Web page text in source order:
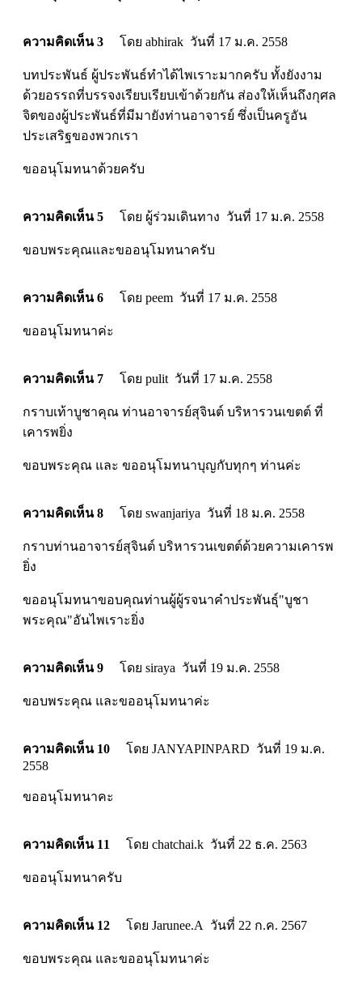
ความคิดเห็น 3 โดย abhirak วันที่ 17 ม.ค. 2558
บทประพันธ์ ผู้ประพันธ์ทำได้ไพเราะมากครับ ทั้งยังงาม
ด้วยอรรถที่บรรจงเรียบเรียบเข้าด้วยกัน ส่องให้เห็นถึงกุศล
จิตของผู้ประพันธ์ที่มีมายังท่านอาจารย์ ซึ่งเป็นครูอัน
ประเสริฐของพวกเรา
ขออนุโมทนาด้วยครับ
ความคิดเห็น 5 โดย ผู้ร่วมเดินทาง วันที่ 17 ม.ค. 2558
ขอบพระคุณและขออนุโมทนาครับ
ความคิดเห็น 6 โดย peem วันที่ 17 ม.ค. 2558
ขออนุโมทนาค่ะ
ความคิดเห็น 7 โดย pulit วันที่ 17 ม.ค. 2558
กราบเท้าบูชาคุณ ท่านอาจารย์สุจินต์ บริหารวนเขตต์ ที่
เคารพยิ่ง
ขอบพระคุณ และ ขออนุโมทนาบุญกับทุกๆ ท่านค่ะ
ความคิดเห็น 8 โดย swanjariya วันที่ 18 ม.ค. 2558
กราบท่านอาจารย์สุจินต์ บริหารวนเขตต์ด้วยความเคารพ
ยิ่ง
ขออนุโมทนาขอบคุณท่านผู้ผู้รจนาคำประพันธุ์"บูชา
พระคุณ"อันไพเราะยิ่ง
ความคิดเห็น 9 โดย siraya วันที่ 19 ม.ค. 2558
ขอบพระคุณ และขออนุโมทนาค่ะ
ความคิดเห็น 10 โดย JANYAPINPARD วันที่ 19 ม.ค.
2558
ขออนุโมทนาคะ
ความคิดเห็น 11 โดย chatchai.k วันที่ 22 ธ.ค. 2563
ขออนุโมทนาครับ
ความคิดเห็น 12 โดย Jarunee.A วันที่ 22 ก.ค. 2567
ขอบพระคุณ และขออนุโมทนาค่ะ